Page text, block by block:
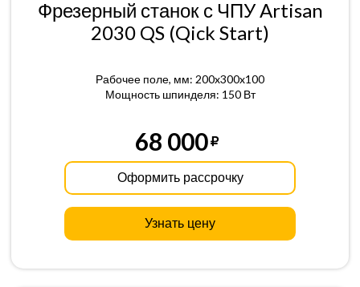
Фрезерный станок с ЧПУ Artisan
2030 QS (Qick Start)
Рабочее поле, мм: 200x300x100
Мощность шпинделя: 150 Вт
68 000
Оформить рассрочку
Узнать цену